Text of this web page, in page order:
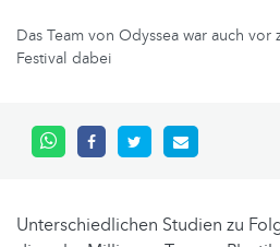
Das Team von Odyssea war auch
Festival dabei
Unterschiedlichen Studien zu